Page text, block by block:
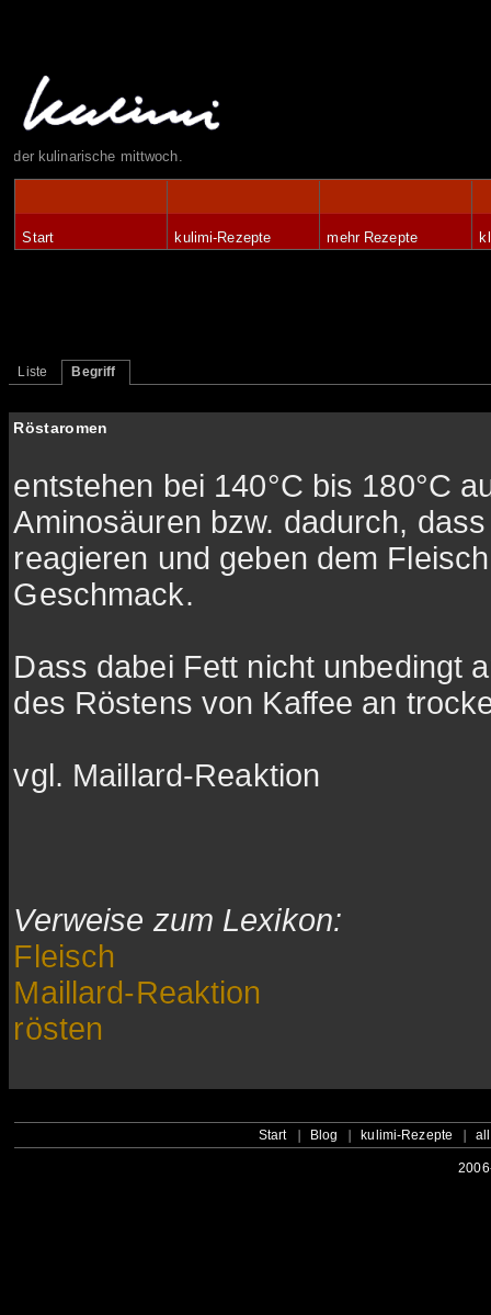
der kulinarische mittwoch.
Start kulimi-Rezepte mehr Rezepte
Liste Begriff
Röstaromen
entstehen bei 140°C bis 180°C
Aminosäuren bzw. dadurch,
reagieren und geben dem
Geschmack.
Dass dabei Fett nicht unbedingt
des Röstens von Kaffee an
vgl. Maillard-Reaktion
Verweise zum Lexikon:
Fleisch
Maillard-Reaktion
rösten
Start Blog kulimi-Rezepte